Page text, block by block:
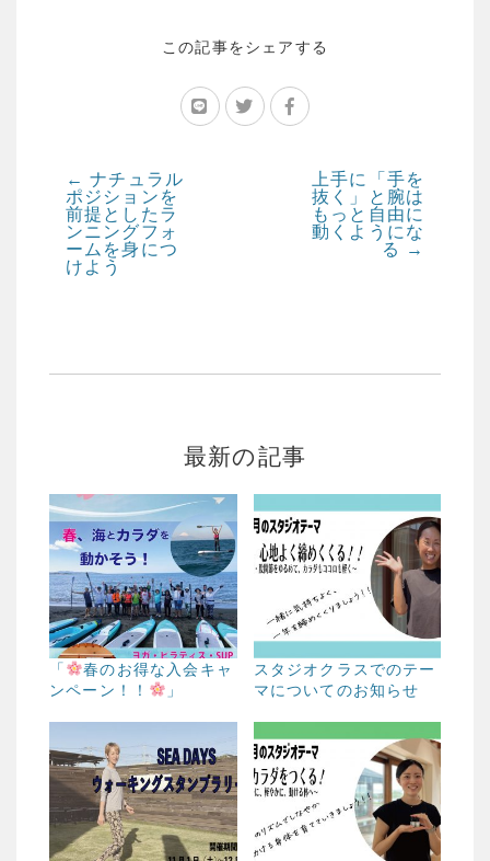
この記事をシェアする
← ナチュラル
ポジションを
前提としたラ
ンニングフォ
ームを身につ
けよう
上手に「手を
抜く」と腕は
もっと自由に
動くようにな
る →
最新の記事
「
春のお得な入会キャ
ンペーン！！
」
スタジオクラスでのテー
マについてのお知らせ